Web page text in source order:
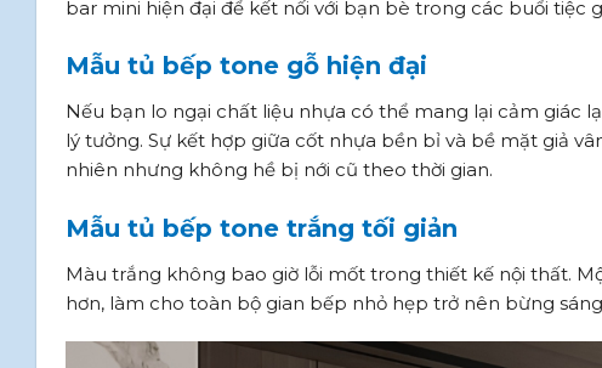
bar mini hiện đại để kết nối với bạn bè trong các buổi tiệc
Mẫu tủ bếp tone gỗ hiện đại
Nếu bạn lo ngại chất liệu nhựa có thể mang lại cảm giác
lý tưởng. Sự kết hợp giữa cốt nhựa bền bỉ và bề mặt giả
nhiên nhưng không hề bị nới cũ theo thời gian.
Mẫu tủ bếp tone trắng tối giản
Màu trắng không bao giờ lỗi mốt trong thiết kế nội thất.
hơn, làm cho toàn bộ gian bếp nhỏ hẹp trở nên bừng